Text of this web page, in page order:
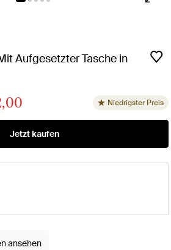
Aufgesetzter Tasche in
Niedrigster Preis
Jetzt kaufen
ansehen